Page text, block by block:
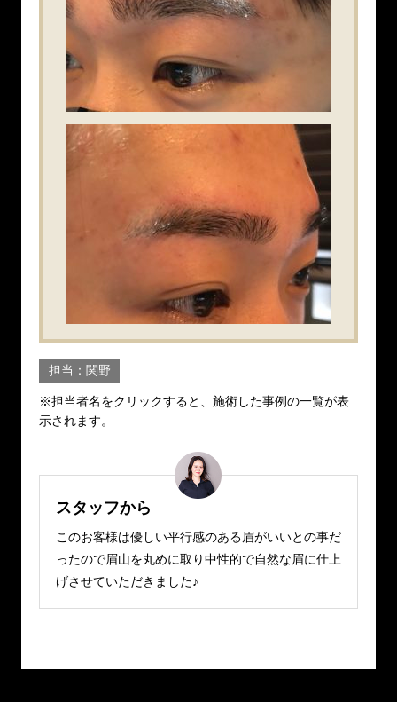
担当：関野
※担当者名をクリックすると、施術した事例の一覧が表
示されます。
スタッフから
このお客様は優しい平行感のある眉がいいとの事だ
ったので眉山を丸めに取り中性的で自然な眉に仕上
げさせていただきました♪